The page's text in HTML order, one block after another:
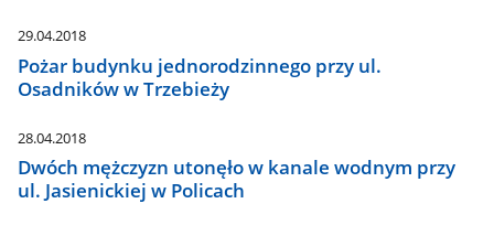
29.04.2018
Pożar budynku jednorodzinnego przy ul.
Osadników w Trzebieży
28.04.2018
Dwóch mężczyzn utonęło w kanale wodnym przy
ul. Jasienickiej w Policach